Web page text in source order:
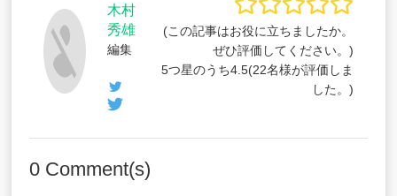
木村
秀雄
編集
(この記事はお役に立ちましたか。
ぜひ評価してください。)
5つ星のうち4.5(22名様が評価しま
した。)
0 Comment(s)